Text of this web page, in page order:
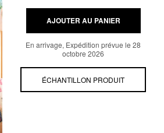
AJOUTER AU PANIER
En arrivage, Expédition prévue le 28
octobre 2026
ÉCHANTILLON PRODUIT